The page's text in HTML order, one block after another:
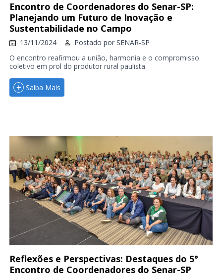
Encontro de Coordenadores do Senar-SP:
Planejando um Futuro de Inovação e
Sustentabilidade no Campo
13/11/2024 Postado por SENAR-SP
O encontro reafirmou a união, harmonia e o compromisso
coletivo em prol do produtor rural paulista
Saiba Mais
Reflexões e Perspectivas: Destaques do 5°
Encontro de Coordenadores do Senar-SP